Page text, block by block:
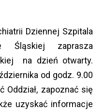
Dziennej Szpitala
Śląskiej zaprasza
na dzień otwarty.
od godz. 9.00
Oddział, zapoznać się
uzyskać informacje